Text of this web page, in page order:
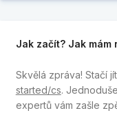
Jak začít? Jak mám
Skvělá zpráva! Stačí jít
started/cs.
expertů vám zašle